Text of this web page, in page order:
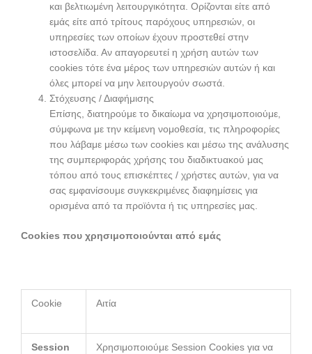
και βελτιωμένη λειτουργικότητα. Ορίζονται είτε από
εμάς είτε από τρίτους παρόχους υπηρεσιών, οι
υπηρεσίες των οποίων έχουν προστεθεί στην
ιστοσελίδα. Αν απαγορευτεί η χρήση αυτών των
cookies τότε ένα μέρος των υπηρεσιών αυτών ή και
όλες μπορεί να μην λειτουργούν σωστά.
Στόχευσης / Διαφήμισης
Επίσης, διατηρούμε το δικαίωμα να χρησιμοποιούμε,
σύμφωνα με την κείμενη νομοθεσία, τις πληροφορίες
που λάβαμε μέσω των cookies και μέσω της ανάλυσης
της συμπεριφοράς χρήσης του διαδικτυακού μας
τόπου από τους επισκέπτες / χρήστες αυτών, για να
σας εμφανίσουμε συγκεκριμένες διαφημίσεις για
ορισμένα από τα προϊόντα ή τις υπηρεσίες μας.
Cookies που χρησιμοποιούνται από εμάς
Cookie Αιτία
Session
Χρησιμοποιούμε Session Cookies για να